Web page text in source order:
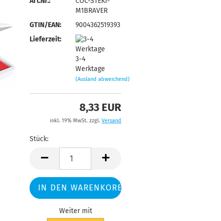
M1BRAVER
GTIN/EAN:
9004362519393
Lieferzeit:
3-4
Werktage
(Ausland abweichend)
8,33 EUR
inkl. 19% MwSt. zzgl. Versand
Stück:
Stück
Weiter mit